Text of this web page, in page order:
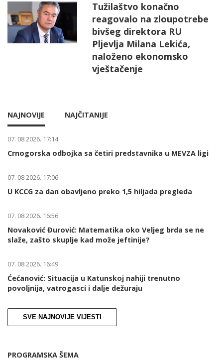
Tužilaštvo konačno
reagovalo na zloupotrebe
bivšeg direktora RU
Pljevlja Milana Lekića,
naloženo ekonomsko
vještačenje
NAJNOVIJE NAJČITANIJE
07. 08 2026. 17:14
Crnogorska odbojka sa četiri predstavnika u MEVZA ligi
07. 08 2026. 17:06
U KCCG za dan obavljeno preko 1,5 hiljada pregleda
07. 08 2026. 16:56
Novaković Đurović: Matematika oko Veljeg brda se ne
slaže, zašto skuplje kad može jeftinije?
07. 08 2026. 16:49
Ćećanović: Situacija u Katunskoj nahiji trenutno
povoljnija, vatrogasci i dalje dežuraju
SVE NAJNOVIJE VIJESTI
PROGRAMSKA ŠEMA